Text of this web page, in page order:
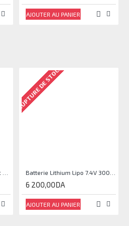
AJOUTER AU PANIER
RUPTURE DE STOCK
6 200,00DA
AJOUTER AU PANIER